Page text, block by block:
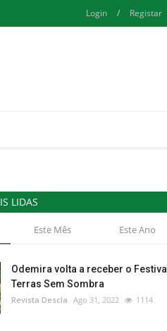
Login / Registar
LIDAS
Este Mês Este Ano
Odemira volta a receber o Festival
Terras Sem Sombra
Revista Descla Ago 31, 2022 1114